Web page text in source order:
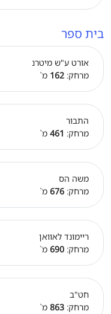
בית ספר
אורט ע"ש מיטרנ
מרחק: 162 מ`
התבור
מרחק: 461 מ`
משה הס
מרחק: 676 מ`
ריימונד לאוואן
מרחק: 690 מ`
חט"ב
מרחק: 863 מ`